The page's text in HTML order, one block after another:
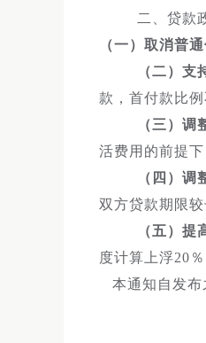
二、贷款
（一）取消普
（二）支
款，首付款比例
（三）调
活费用的前提
（四）调
双方贷款期限较
（五）提
度计算上浮20
本通知自发布